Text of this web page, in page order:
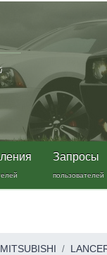
Запросы
пользователей
MITSUBISHI